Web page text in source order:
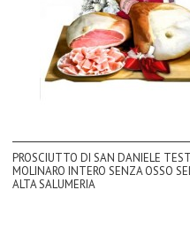
PROSCIUTTO DI SAN DANIELE
MOLINARO INTERO SENZA OSSO
ALTA SALUMERIA